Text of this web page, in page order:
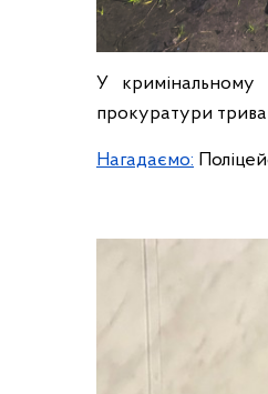
У кримінальному
прокуратури
Нагадаємо: